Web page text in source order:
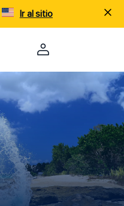
Ir al sitio